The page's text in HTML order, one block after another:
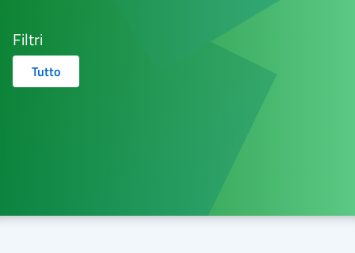
Filtri
Tutto